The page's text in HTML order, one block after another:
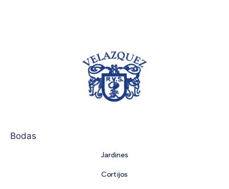
Bodas
Jardines
Cortijos